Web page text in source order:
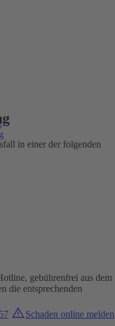
in einer der folgenden
gebührenfrei aus dem
die entsprechenden
Schaden online melden